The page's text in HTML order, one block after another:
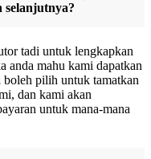
selanjutnya?
tadi untuk lengkapkan
anda mahu kami dapatkan
pilih untuk tamatkan
dan kami akan
untuk mana-mana